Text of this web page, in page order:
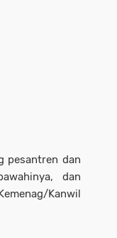
pesantren dan
dan
Kanwil